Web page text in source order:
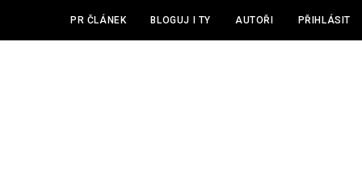
PR ČLÁNEK BLOGUJ I TY AUTOŘI PŘIHLÁSIT